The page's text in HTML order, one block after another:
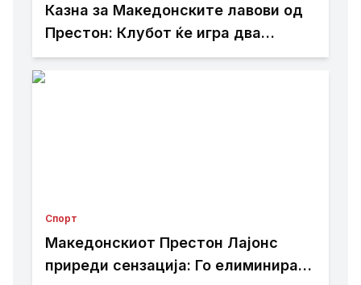
Казна за Македонските лавови од
Престон: Клубот ќе игра два
натпревари без публика поради
Спорт
Македонскиот Престон Лајонс
приреди сензација: Го елиминира